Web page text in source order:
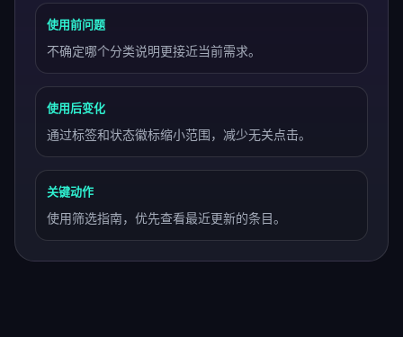
使用前问题
不确定哪个分类说明更接近当前需求。
使用后变化
通过标签和状态徽标缩小范围，减少无关点击。
关键动作
使用筛选指南，优先查看最近更新的条目。